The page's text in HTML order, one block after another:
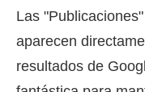
Las
aparecen
resultados de